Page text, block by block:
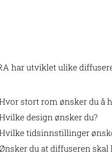
har utviklet ulike
stort rom ønsker du å
design ønsker du?
tidsinnstillinger
du at diffuseren skal